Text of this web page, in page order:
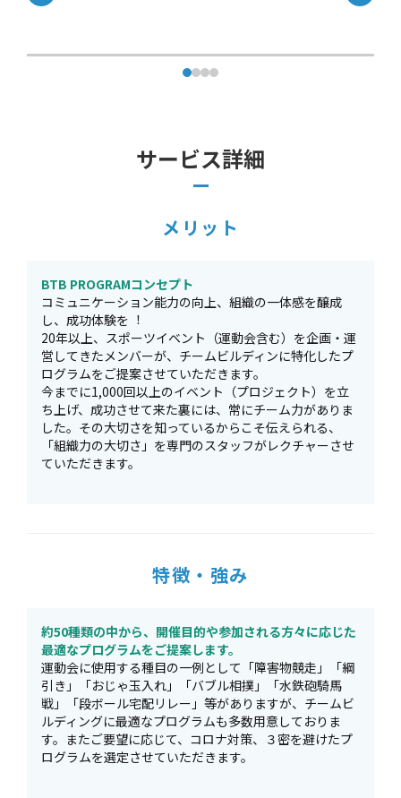
サービス詳細
メリット
BTB PROGRAMコンセプト
コミュニケーション能⼒の向上、組織の⼀体感を醸成
し、成功体験を︕
20年以上、スポーツイベント（運動会含む）を企画・運
営してきたメンバーが、チームビルディンに特化したプ
ログラムをご提案させていただきます。
今までに1,000回以上のイベント（プロジェクト）を⽴
ち上げ、成功させて来た裏には、常にチーム⼒がありま
した。その⼤切さを知っているからこそ伝えられる、
「組織⼒の⼤切さ」を専⾨のスタッフがレクチャーさせ
ていただきます。
特徴・強み
約50種類の中から、開催⽬的や参加される⽅々に応じた
最適なプログラムをご提案します。
運動会に使⽤する種⽬の一例として「障害物競走」「綱
引き」「おじゃ玉入れ」「バブル相撲」「水鉄砲騎馬
戦」「段ボール宅配リレー」等がありますが、チームビ
ルディングに最適なプログラムも多数⽤意しておりま
す。またご要望に応じて、コロナ対策、３密を避けたプ
ログラムを選定させていただきます。